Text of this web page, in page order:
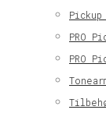
PRO
PRO